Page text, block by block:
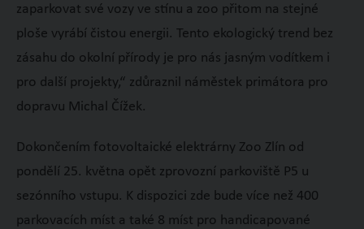
zaparkovat své vozy ve stínu a zoo přitom na stejné
ploše vyrábí čistou energii. Tento ekologický trend bez
zásahu do okolní přírody je pro nás jasným vodítkem i
pro další projekty,“ zdůraznil náměstek primátora pro
dopravu Michal Čížek.
Dokončením fotovoltaické elektrárny Zoo Zlín od
pondělí 25. května opět zprovozní parkoviště P5 u
sezónního vstupu. K dispozici zde bude více než 400
parkovacích míst a také 8 míst pro handicapované